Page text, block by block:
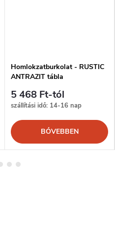
Homlokzatburkolat - RUSTIC
ANTRAZIT tábla
5 468 Ft-tól
szállítási idő: 14-16 nap
BŐVEBBEN